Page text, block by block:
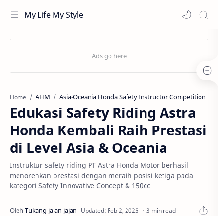
My Life My Style
Home AHM Asia-Oceania Honda Safety Instructor Competition
Edukasi Safety Riding Astra
Honda Kembali Raih Prestasi
di Level Asia & Oceania
Instruktur safety riding PT Astra Honda Motor berhasil
menorehkan prestasi dengan meraih posisi ketiga pada
kategori Safety Innovative Concept & 150cc
3 min read